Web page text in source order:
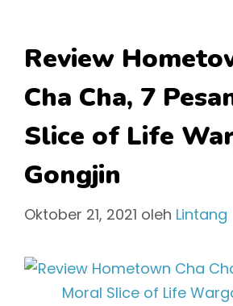
Review
Cha Cha, 7
Slice of Life
Gongjin
Oktober 21, 2021 oleh Lintang